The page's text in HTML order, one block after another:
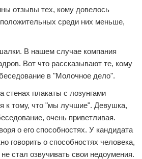
отзывы тех, кому довелось
среди них меньше,
В нашем случае компания
Вот что рассказывают те, кому
в "Молочное дело".
стенах плакаты с лозунгами
к тому, что "мы лучшие". Девушка,
очень приветливая.
о его способностях. У кандидата
говорить о способностях человека,
стал озвучивать свои недоумения.